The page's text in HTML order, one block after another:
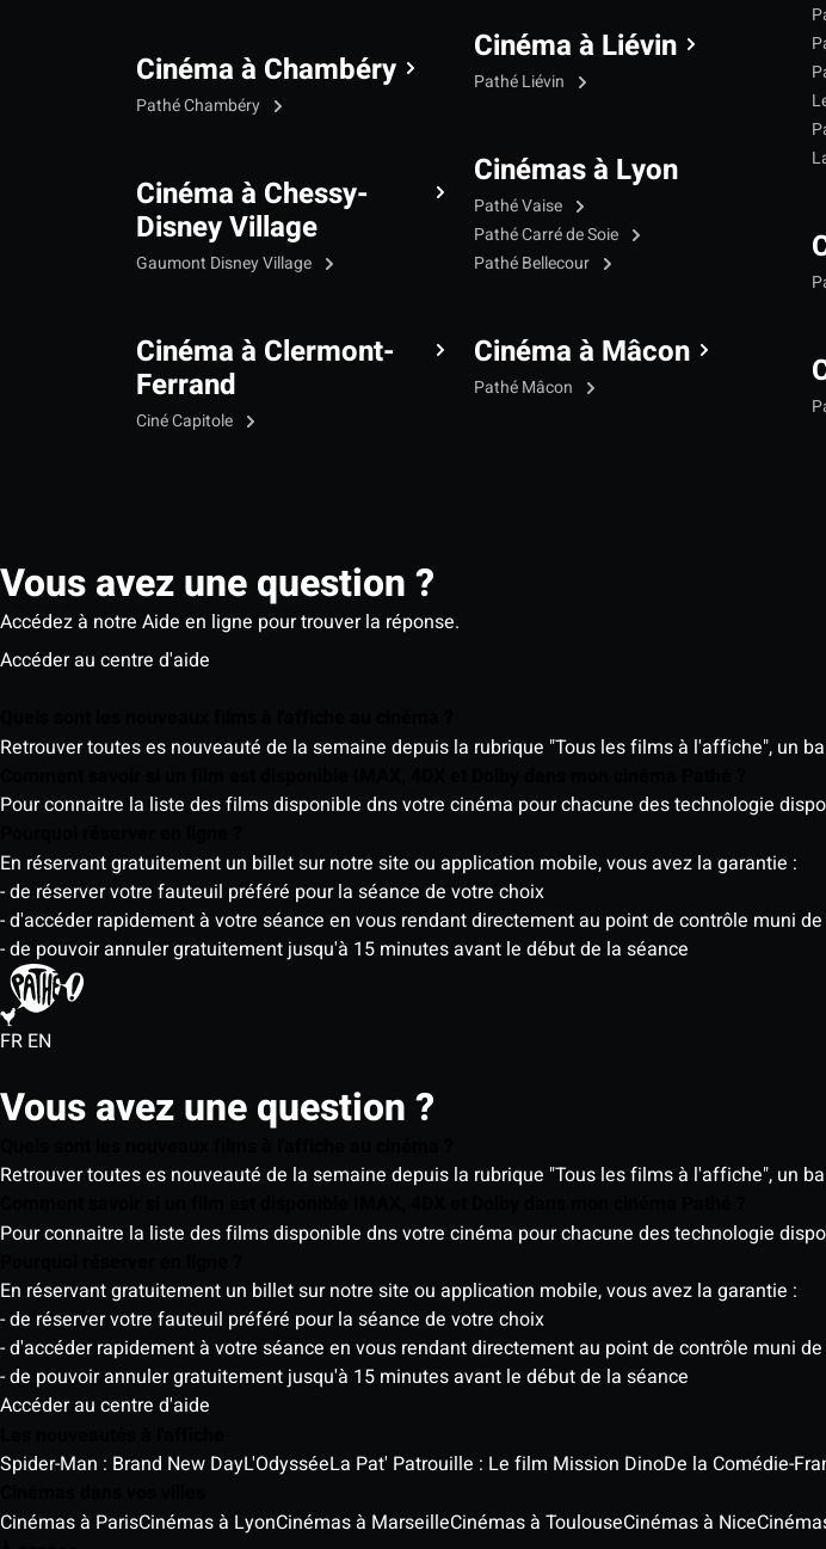
Cinéma à Chambéry
Pathé Chambéry
Cinéma à Chessy-
Disney Village
Gaumont Disney Village
Cinéma à Clermont-
Ferrand
Ciné Capitole
Cinéma à Liévin
Pathé Liévin
Cinémas à Lyon
Pathé Vaise
Pathé Carré de Soie
Pathé Bellecour
Cinéma à Mâcon
Pathé Mâcon
Vous avez une question ?
Accédez à notre Aide en ligne pour trouver la réponse.
Accéder au centre d'aide
Retrouver toutes es nouveauté de la semaine depuis la rubrique "Tous les films à l'affiche", un
Pour connaitre la liste des films disponible dns votre cinéma pour chacune des technologie
En réservant gratuitement un billet sur notre site ou application mobile, vous avez la garantie :
- de réserver votre fauteuil préféré pour la séance de votre choix
- d'accéder rapidement à votre séance en vous rendant directement au point de contrôle muni
- de pouvoir annuler gratuitement jusqu'à 15 minutes avant le début de la séance
FR EN
Vous avez une question ?
Retrouver toutes es nouveauté de la semaine depuis la rubrique "Tous les films à l'affiche", un
Pour connaitre la liste des films disponible dns votre cinéma pour chacune des technologie
En réservant gratuitement un billet sur notre site ou application mobile, vous avez la garantie :
- de réserver votre fauteuil préféré pour la séance de votre choix
- d'accéder rapidement à votre séance en vous rendant directement au point de contrôle muni
- de pouvoir annuler gratuitement jusqu'à 15 minutes avant le début de la séance
Accéder au centre d'aide
Spider-Man : Brand New DayL'OdysséeLa Pat' Patrouille : Le film Mission DinoDe la Comédie-
Cinémas à ParisCinémas à LyonCinémas à MarseilleCinémas à ToulouseCinémas à Nice